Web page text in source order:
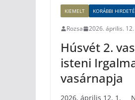
KIEMELT KORÁBBI
Rozsa 2026. április. 12.
Húsvét 2.
isteni
vasárnapja
2026. április 12. 1.